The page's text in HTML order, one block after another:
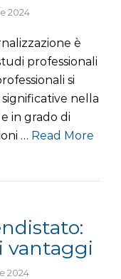
2024
è
professionali
si
nella
in grado di
… Read More
vantaggi
2024